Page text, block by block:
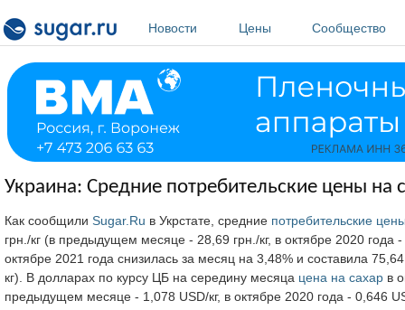
Новости
Цены Сообщество
Украина: Средние потребительские цены на
Как сообщили Sugar.Ru в Укрстате, средние потребительские
грн./кг (в предыдущем месяце - 28,69 грн./кг, в октябре 2020
октябре 2021 года снизилась за месяц на 3,48% и составила
кг). В долларах по курсу ЦБ на середину месяца цена на сахар в
предыдущем месяце - 1,078 USD/кг, в октябре 2020 года - 0,646